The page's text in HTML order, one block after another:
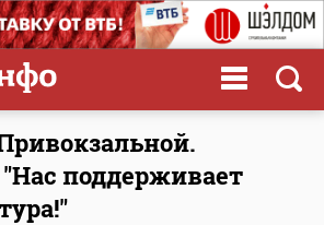
поддерживает